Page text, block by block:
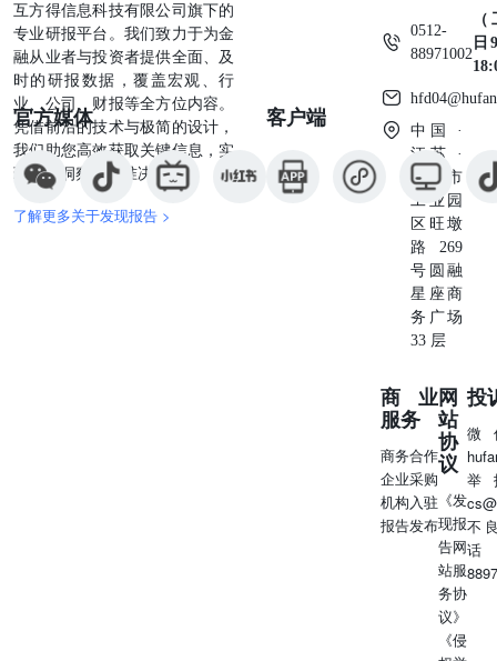
互方得信息科技有限公司旗下的
专业研报平台。我们致力于为金
融从业者与投资者提供全面、及
时的研报数据，覆盖宏观、行
业、公司、财报等全方位内容。
凭借前沿的技术与极简的设计，
我们助您高效获取关键信息，实
现深度洞察与精准决策。
了解更多关于发现报告 >
官方媒体 客户端
0512-
88971002
日
中国 ·
江苏 ·
苏州市
工业园
区旺墩
路269
号圆融
星座商
务广场
33 层
商业
服务
商务合作
企业采购
机构入驻
报告发布
网
站
协
议
《发
现报
告网
站服
务协
议》
《侵
投
微
举
不